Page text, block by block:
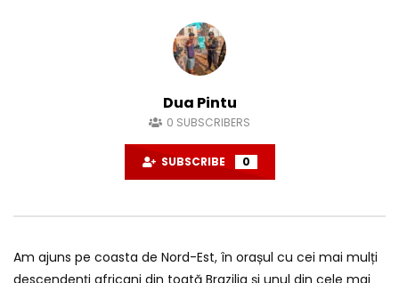
Dua Pintu
0 SUBSCRIBERS
SUBSCRIBE 0
Am ajuns pe coasta de Nord-Est, în orașul cu cei mai mulți
descendenți africani din toată Brazilia și unul din cele mai